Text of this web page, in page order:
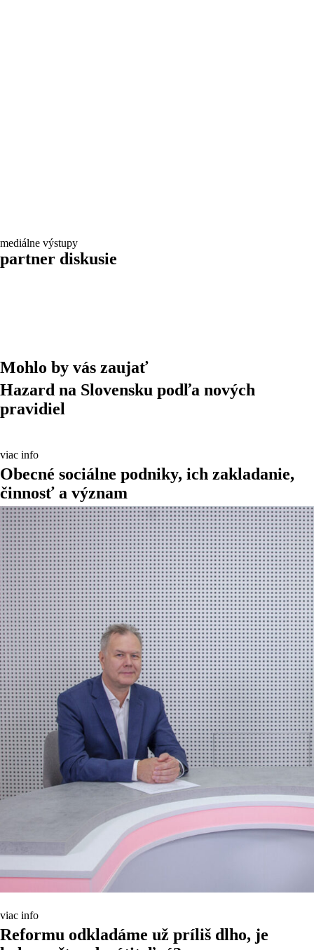
mediálne výstupy
partner diskusie
Mohlo by vás zaujať
Hazard na Slovensku podľa nových
pravidiel
viac info
Obecné sociálne podniky, ich zakladanie,
činnosť a význam
viac info
Reformu odkladáme už príliš dlho, je